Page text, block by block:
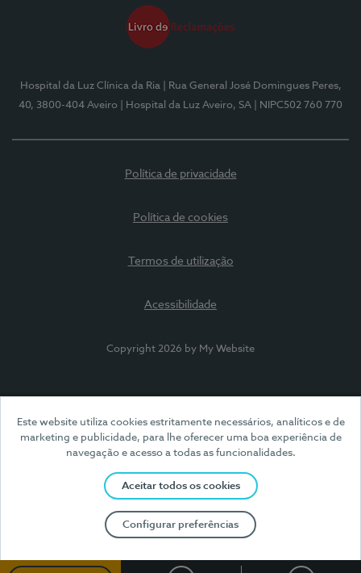
Este website utiliza cookies estritamente necessários, analíticos e de
marketing e publicidade, para lhe oferecer uma boa experiência de
navegação e acesso a todas as funcionalidades.
Aceitar todos os cookies
Configurar preferências
Hospital da Luz Clínica da Ria
| Rua General José Domingues Peres,
40, 3800-404 Aveiro
| Hospital da Luz Aveiro, SA | NIPC502 760 770
Política de privacidade
Política de cookies
Termos de utilização
Acessibilidade
Copyright 2026 by My Website